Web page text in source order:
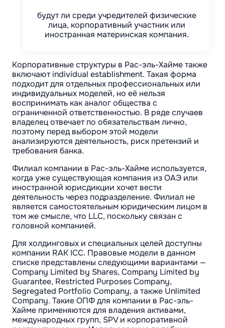
будут ли среди учредителей физические
лица, корпоративный участник или
иностранная материнская компания.
Корпоративные структуры в Рас-эль-Хайме также
включают individual establishment. Такая форма
подходит для отдельных профессиональных или
индивидуальных моделей, но её нельзя
воспринимать как аналог общества с
ограниченной ответственностью. В ряде случаев
владелец отвечает по обязательствам лично,
поэтому перед выбором этой модели
анализируются деятельность, риск претензий и
требования банка.
Филиал компании в Рас-эль-Хайме используется,
когда уже существующая компания из ОАЭ или
иностранной юрисдикции хочет вести
деятельность через подразделение. Филиал не
является самостоятельным юридическим лицом в
том же смысле, что LLC, поскольку связан с
головной компанией.
Для холдинговых и специальных целей доступны
компании RAK ICC. Правовые модели в данном
списке представлены следующими вариантами —
Company Limited by Shares, Company Limited by
Guarantee, Restricted Purposes Company,
Segregated Portfolio Company, а также Unlimited
Company. Такие ОПФ для компании в Рас-эль-
Хайме применяются для владения активами,
международных групп, SPV и корпоративной